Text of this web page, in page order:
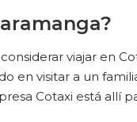
viajar en
en visitar a un
Cotaxi está allí